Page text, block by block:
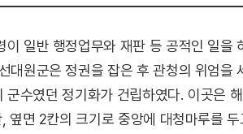
일반 행정업무와 재판 등 공적인 일을
대원군은 정권을 잡은 후 관청의 위엄을
수였던 정기화가 건립하였다. 이곳은
면 2칸의 크기로 중앙에 대청마루를